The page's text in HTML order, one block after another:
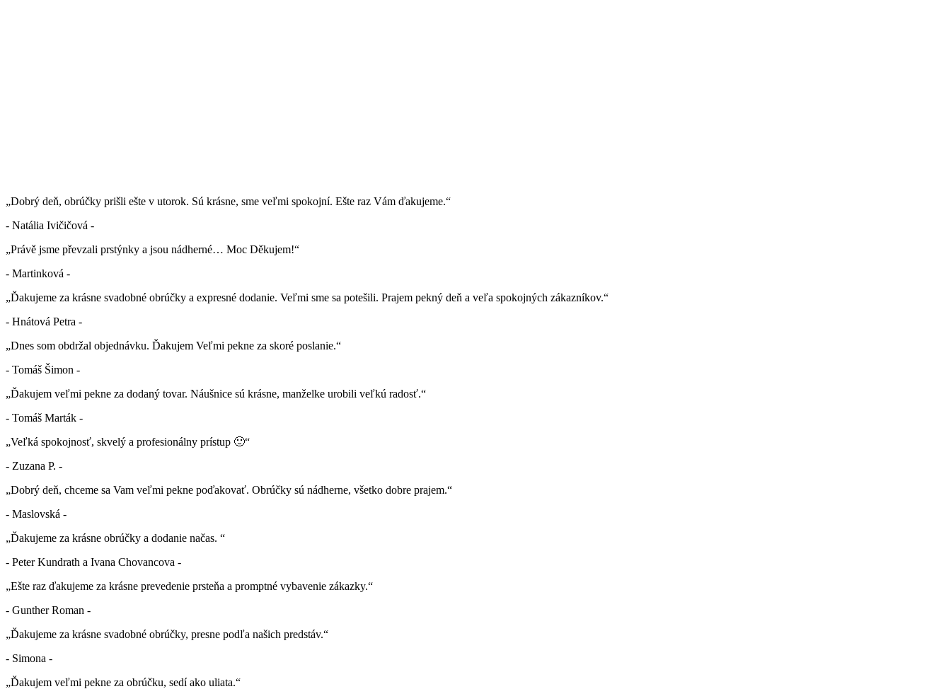
„Dobrý deň, obrúčky prišli ešte v utorok. Sú krásne, sme veľmi spokojní. Ešte raz Vám ďakujeme.“
- Natália Ivičičová -
„Právě jsme převzali prstýnky a jsou nádherné… Moc Děkujem!“
- Martinková -
„Ďakujeme za krásne svadobné obrúčky a expresné dodanie. Veľmi sme sa potešili. Prajem pekný deň a veľa spokojných zákazníkov.“
- Hnátová Petra -
„Dnes som obdržal objednávku. Ďakujem Veľmi pekne za skoré poslanie.“
- Tomáš Šimon -
„Ďakujem veľmi pekne za dodaný tovar. Náušnice sú krásne, manželke urobili veľkú radosť.“
- Tomáš Marták -
„Veľká spokojnosť, skvelý a profesionálny prístup 🙂“
- Zuzana P. -
„Dobrý deň, chceme sa Vam veľmi pekne poďakovať. Obrúčky sú nádherne, všetko dobre prajem.“
- Maslovská -
„Ďakujeme za krásne obrúčky a dodanie načas. “
- Peter Kundrath a Ivana Chovancova -
„Ešte raz ďakujeme za krásne prevedenie prsteňa a promptné vybavenie zákazky.“
- Gunther Roman -
„Ďakujeme za krásne svadobné obrúčky, presne podľa našich predstáv.“
- Simona -
„Ďakujem veľmi pekne za obrúčku, sedí ako uliata.“